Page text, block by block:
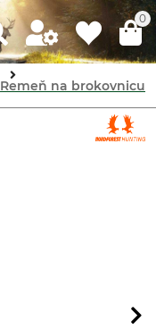
0
Remeň na brokovnicu